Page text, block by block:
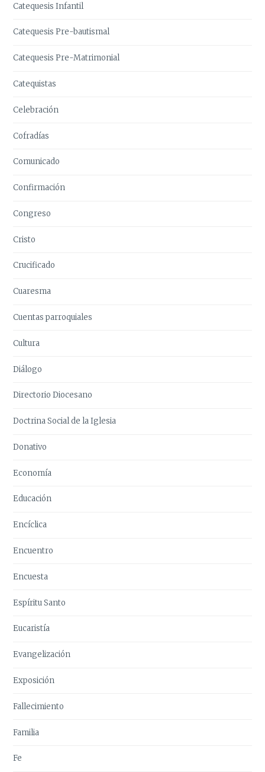
Catequesis Infantil
Catequesis Pre-bautismal
Catequesis Pre-Matrimonial
Catequistas
Celebración
Cofradías
Comunicado
Confirmación
Congreso
Cristo
Crucificado
Cuaresma
Cuentas parroquiales
Cultura
Diálogo
Directorio Diocesano
Doctrina Social de la Iglesia
Donativo
Economía
Educación
Encíclica
Encuentro
Encuesta
Espíritu Santo
Eucaristía
Evangelización
Exposición
Fallecimiento
Familia
Fe